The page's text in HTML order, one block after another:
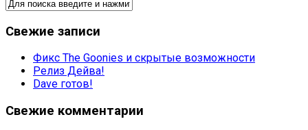
Свежие записи
Фикс The Goonies и скрытые возможности
Релиз Дейва!
Dave готов!
Свежие комментарии